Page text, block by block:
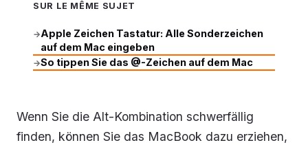
SUR LE MÊME SUJET
→Apple Zeichen Tastatur: Alle Sonderzeichen
auf dem Mac eingeben
→So tippen Sie das @-Zeichen auf dem Mac
Wenn Sie die Alt-Kombination schwerfällig
finden, können Sie das MacBook dazu erziehen,